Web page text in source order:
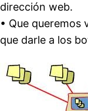
dirección web.
• Que queremos
que darle a los